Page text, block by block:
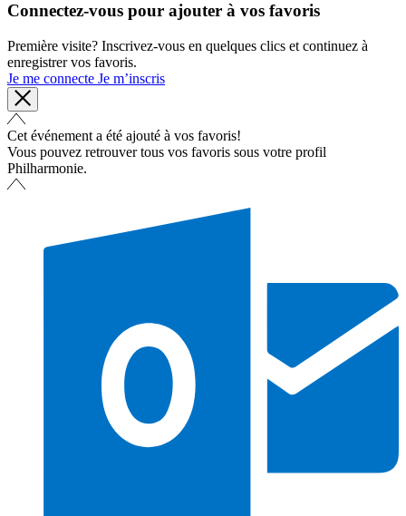
Connectez-vous pour ajouter à vos favoris
Première visite? Inscrivez-vous en quelques clics et continuez à
enregistrer vos favoris.
Je me connecte Je m’inscris
Cet événement a été ajouté à vos favoris!
Vous pouvez retrouver tous vos favoris sous votre profil
Philharmonie.